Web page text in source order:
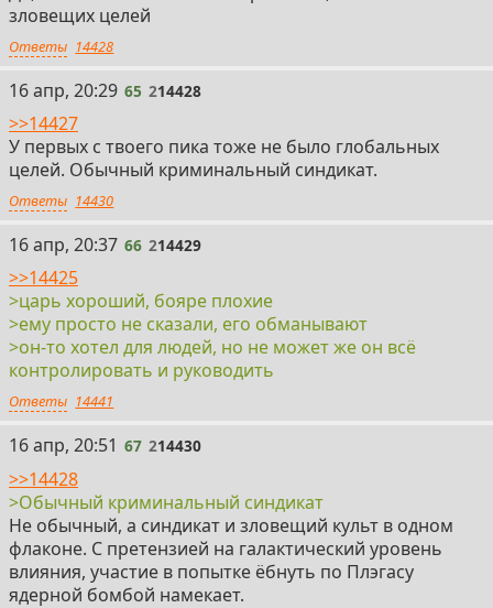
зловещих целей
Ответы 14428
65
16 апр, 20:29 65 214428
>>14427
У первых с твоего пика тоже не было глобальных
целей. Обычный криминальный синдикат.
Ответы 14430
66
16 апр, 20:37 66 214429
>>14425
>царь хороший, бояре плохие
>ему просто не сказали, его обманывают
>он-то хотел для людей, но не может же он всё
контролировать и руководить
Ответы 14441
67
16 апр, 20:51 67 214430
>>14428
>Обычный криминальный синдикат
Не обычный, а синдикат и зловещий культ в одном
флаконе. С претензией на галактический уровень
влияния, участие в попытке ёбнуть по Плэгасу
ядерной бомбой намекает.